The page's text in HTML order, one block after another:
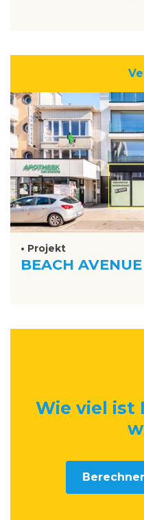
• Projekt
BEACH AVENUE
Wie viel ist